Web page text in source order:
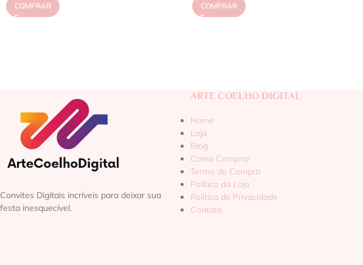
COMPRAR COMPRAR
Convites Digitais incríveis para deixar sua
festa inesquecível.
ARTE COELHO DIGITAL
Home
Loja
Blog
Como Comprar
Termo de Compra
Política da Loja
Política de Privacidade
Contato